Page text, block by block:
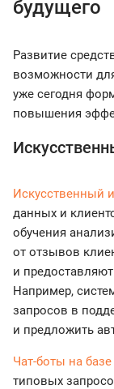
будущего
Развитие
возможности
уже сегодня
повышения
Искусственный
данных и
обучения
от отзывов
и
Например,
запросов в
и предложить
Чат-боты на
типовых